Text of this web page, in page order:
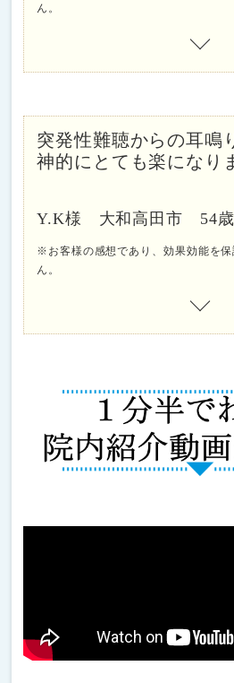
ん。
突発性難聴からの耳鳴
神的にとても楽になり
Y.K様 大和高田市 54歳
※お客様の感想であり、効果効能を
ん。